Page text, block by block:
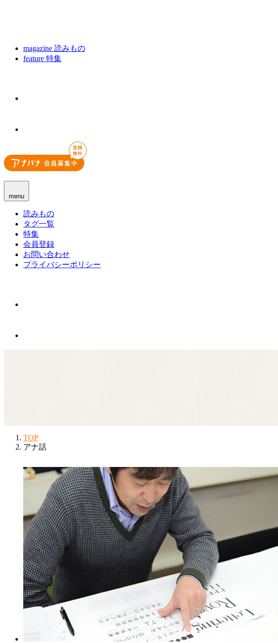
magazine 読みもの
feature 特集
menu
読みもの
タグ一覧
特集
会員登録
お問い合わせ
プライバシーポリシー
TOP
アナ話